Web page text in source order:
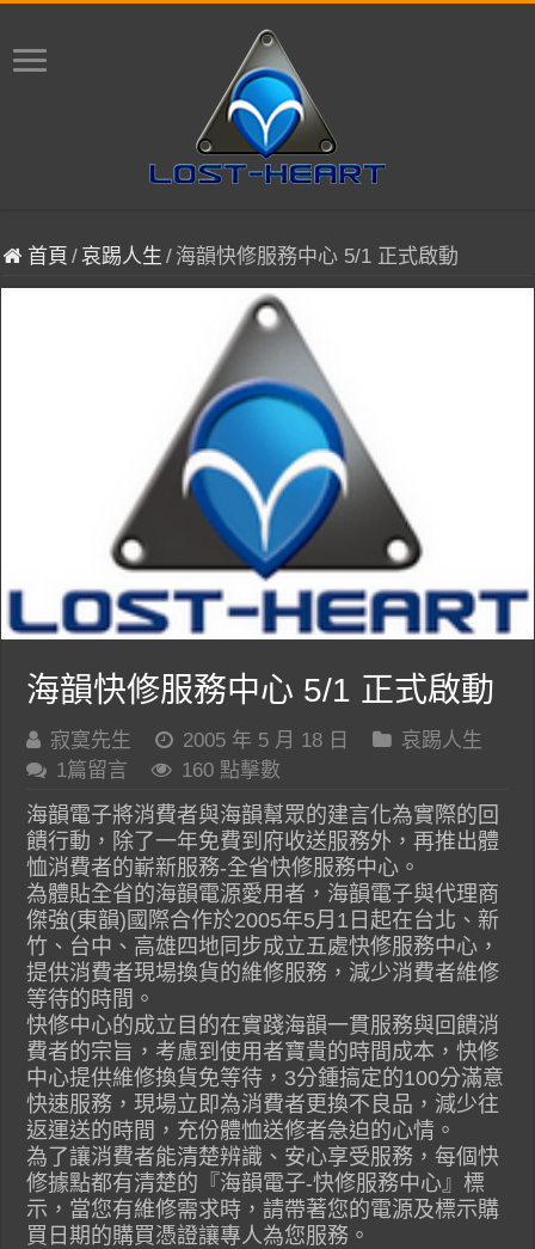
首頁 /哀踢人生 / 海韻快修服務中心 5/1 正式啟動
海韻快修服務中心 5/1 正式啟動
寂寞先生 2005 年 5 月 18 日
哀踢人生
1篇留言
160 點擊數
海韻電子將消費者與海韻幫眾的建言化為實際的回
饋行動，除了一年免費到府收送服務外，再推出體
恤消費者的嶄新服務-全省快修服務中心。
為體貼全省的海韻電源愛用者，海韻電子與代理商
傑強(東韻)國際合作於2005年5月1日起在台北、新
竹、台中、高雄四地同步成立五處快修服務中心，
提供消費者現場換貨的維修服務，減少消費者維修
等待的時間。
快修中心的成立目的在實踐海韻一貫服務與回饋消
費者的宗旨，考慮到使用者寶貴的時間成本，快修
中心提供維修換貨免等待，3分鍾搞定的100分滿意
快速服務，現場立即為消費者更換不良品，減少往
返運送的時間，充份體恤送修者急迫的心情。
為了讓消費者能清楚辨識、安心享受服務，每個快
修據點都有清楚的『海韻電子-快修服務中心』標
示，當您有維修需求時，請帶著您的電源及標示購
買日期的購買憑證讓專人為您服務。